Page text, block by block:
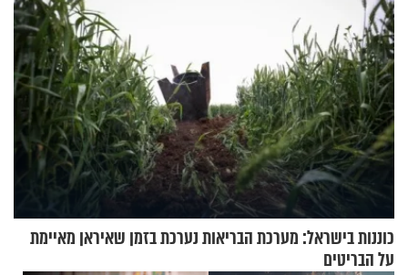
כוננות בישראל: מערכת הבריאות נערכת בזמן שאיראן מאיימת
על הבריטים